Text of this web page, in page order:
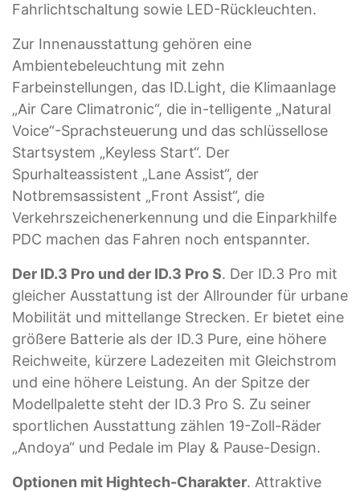
Fahrlichtschaltung sowie LED-Rückleuchten.
Zur Innenausstattung gehören eine
Ambientebeleuchtung mit zehn
Farbeinstellungen, das ID.Light, die Klimaanlage
„Air Care Climatronic“, die in-telligente „Natural
Voice“-Sprachsteuerung und das schlüssellose
Startsystem „Keyless Start“. Der
Spurhalteassistent „Lane Assist“, der
Notbremsassistent „Front Assist“, die
Verkehrszeichenerkennung und die Einparkhilfe
PDC machen das Fahren noch entspannter.
Der ID.3 Pro und der ID.3 Pro S. Der ID.3 Pro mit
gleicher Ausstattung ist der Allrounder für urbane
Mobilität und mittellange Strecken. Er bietet eine
größere Batterie als der ID.3 Pure, eine höhere
Reichweite, kürzere Ladezeiten mit Gleichstrom
und eine höhere Leistung. An der Spitze der
Modellpalette steht der ID.3 Pro S. Zu seiner
sportlichen Ausstattung zählen 19-Zoll-Räder
„Andoya“ und Pedale im Play & Pause-Design.
Optionen mit Hightech-Charakter. Attraktive